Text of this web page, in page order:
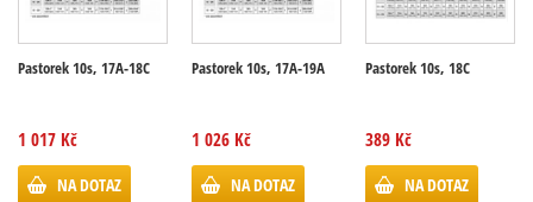
Pastorek 10s, 17A-18C
1 017 Kč
NA DOTAZ
Pastorek 10s, 17A-19A
1 026 Kč
NA DOTAZ
Pastorek 10s, 18C
389 Kč
NA DOTAZ